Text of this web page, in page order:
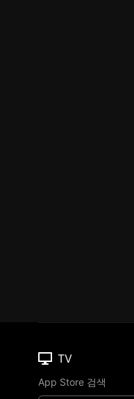
TV
App Store 검색